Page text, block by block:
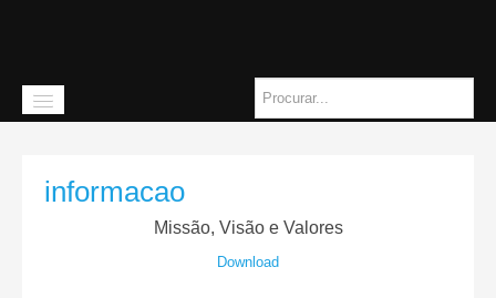
informacao
Missão, Visão e Valores
Download